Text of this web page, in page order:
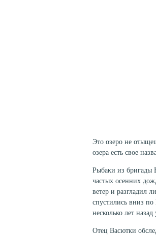
Это озеро не
озера есть свое
Рыбаки из бригады
частых осенних
ветер и разгладил
спустились вниз
несколько лет
Отец Васютки